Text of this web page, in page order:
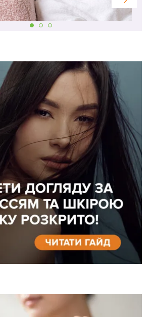
ДО БЛОГУ
ЗА ДОПОМОГОЮ
ПОВЕРНУТИСЯ ПЕРЕРАХУВАТИ
ПОВЕРНУТИСЯ